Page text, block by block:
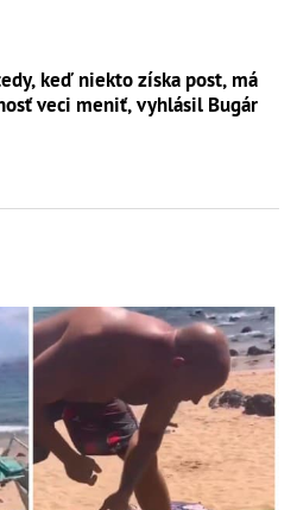
keď niekto získa post, má
veci meniť, vyhlásil Bugár